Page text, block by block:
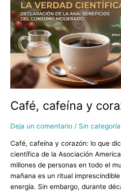
Café, cafeína y
Deja un comentario / Sin categoría
Café, cafeína y corazón: lo que
científica de la Asociación
millones de personas en todo el
mañana es un ritual
energía. Sin embargo, durante
y
corazón